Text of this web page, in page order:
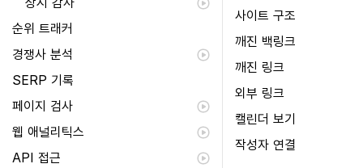
순위 트래커
경쟁사 분석
SERP 기록
페이지 검사
웹 애널리틱스
API 접근
사이트 구조
깨진 백링크
깨진 링크
외부 링크
캘린더 보기
작성자 연결